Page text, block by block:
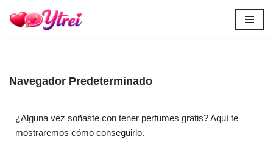
Navegador Predeterminado
¿Alguna vez soñaste con tener perfumes gratis? Aquí te
mostraremos cómo conseguirlo.